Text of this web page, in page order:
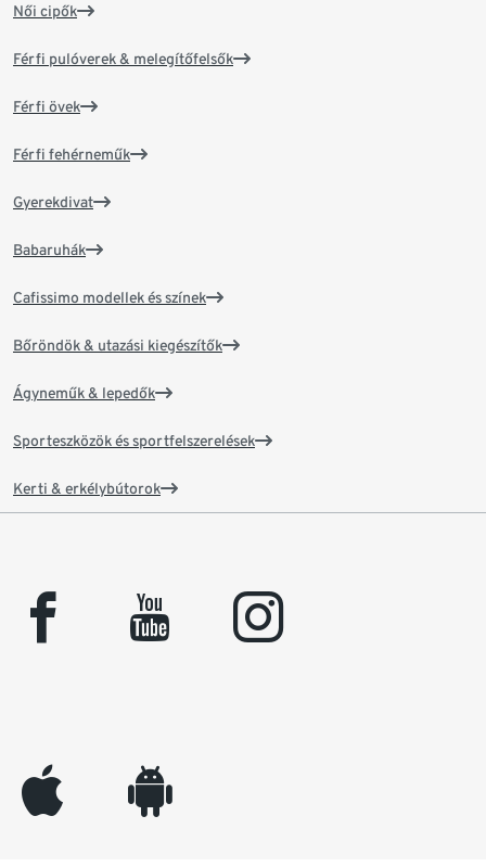
Női cipők
Férfi pulóverek & melegítőfelsők
Férfi övek
Férfi fehérneműk
Gyerekdivat
Babaruhák
Cafissimo modellek és színek
Bőröndök & utazási kiegészítők
Ágyneműk & lepedők
Sporteszközök és sportfelszerelések
Kerti & erkélybútorok
facebook youtube instagram
appleinc android